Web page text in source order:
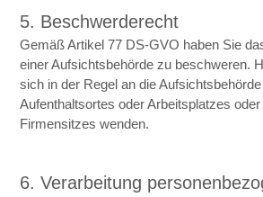
5. Beschwerderecht
Gemäß Artikel 77 DS-GVO haben Sie
einer Aufsichtsbehörde zu beschweren.
sich in der Regel an die
Aufenthaltsortes oder Arbeitsplatzes
Firmensitzes wenden.
6. Verarbeitung